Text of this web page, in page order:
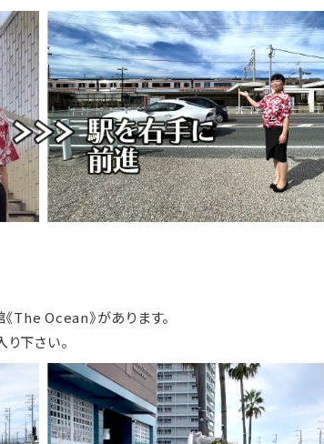
The Ocean》があります。
下さい。